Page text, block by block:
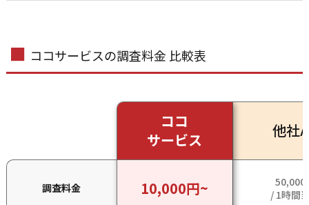
女性51歳・介護職・羽曳野市在
住
浮気調査（夫５０歳）
男性６０歳・自営業・豊中市在
住
ココサービスの調査料金 比較表
調査料金
ココ
サービス
10,000円~
他社A
50,000
/ 1時間